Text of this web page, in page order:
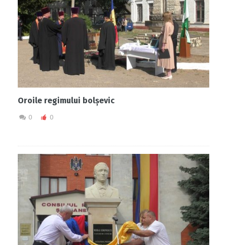
Oroile regimului bolșevic
0 0